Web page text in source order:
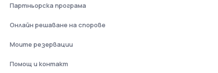
Партньорска програма
Онлайн решаване на спорове
Моите резервации
Помощ и контакт